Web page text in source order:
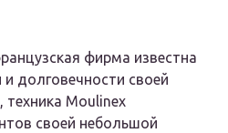
фирма известна
долговечности своей
техника Moulinex
своей небольшой